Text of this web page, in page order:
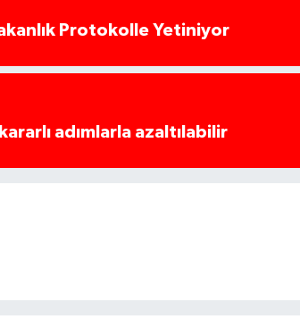
Protokolle Yetiniyor
adımlarla azaltılabilir